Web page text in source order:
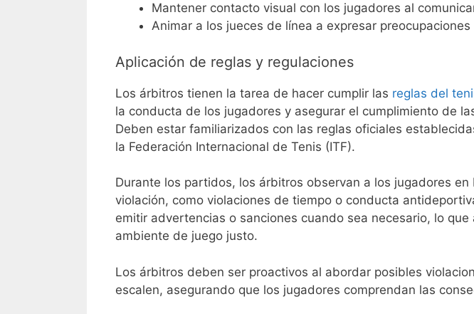
Mantener contacto visual con los jugadores al
Animar a los jueces de línea a expresar
Aplicación de reglas y regulaciones
Los árbitros tienen la tarea de hacer cumplir las reglas del
la conducta de los jugadores y asegurar el cumplimiento de
Deben estar familiarizados con las reglas oficiales
la Federación Internacional de Tenis (ITF).
Durante los partidos, los árbitros observan a los jugadores
violación, como violaciones de tiempo o conducta
emitir advertencias o sanciones cuando sea necesario, lo
ambiente de juego justo.
Los árbitros deben ser proactivos al abordar posibles
escalen, asegurando que los jugadores comprendan las